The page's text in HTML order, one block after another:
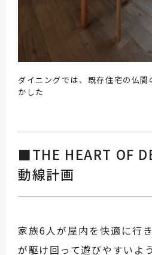
ダイニングでは、既存住宅の仏
かした
■THE HEART OF
動線計画
家族6人が屋内を快適に行
が駆け回って遊びやすいよ